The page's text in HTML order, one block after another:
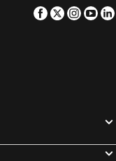
Facebook
Twitter